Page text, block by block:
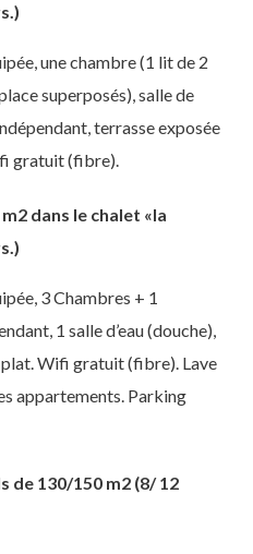
une chambre (1 lit de 2
superposés), salle de
terrasse exposée
gratuit (fibre).
dans le chalet «la
3 Chambres + 1
1 salle d’eau (douche),
Wifi gratuit (fibre). Lave
appartements. Parking
de 130/150 m2 (8/ 12